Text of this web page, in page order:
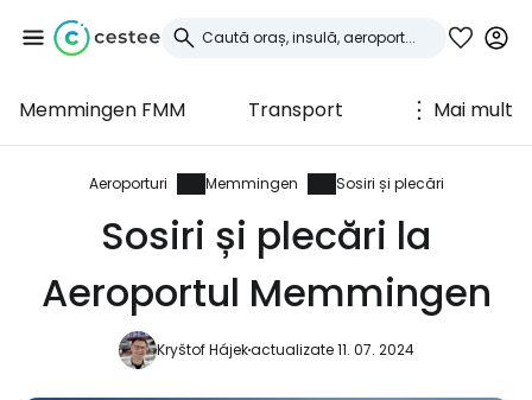
Memmingen FMM Transport Mai mult
Aeroporturi Memmingen Sosiri și plecări
Sosiri și plecări la
Aeroportul Memmingen
Kryštof Hájekactualizate 11. 07. 2024
Conectați-vă la
Cestee
... comunitatea mondială a călătorilor